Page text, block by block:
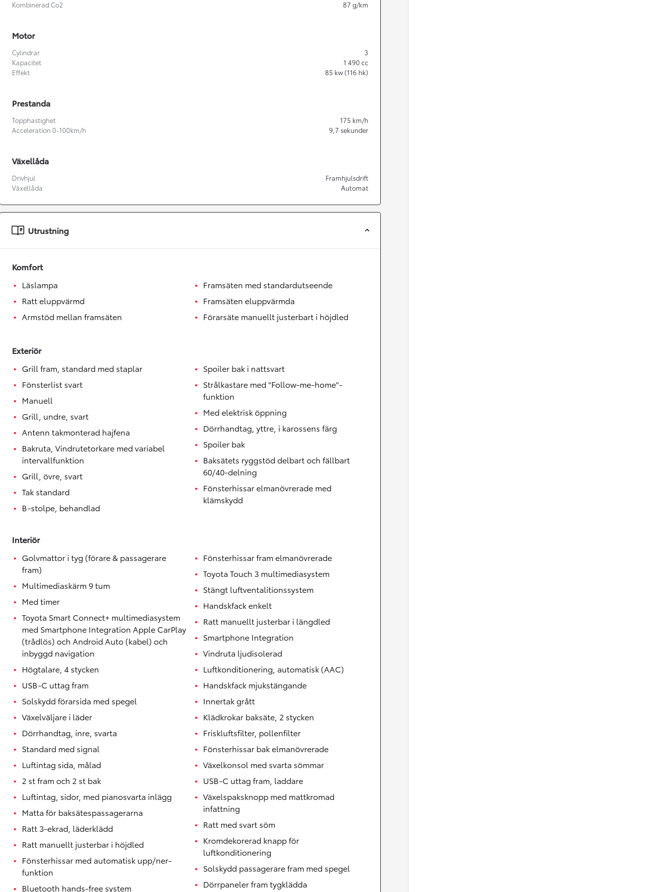
Från 360 900 kr
Easy Billån
Toyota GR Supra
BENSIN
The soul lives on
Kombinerad Co2 87 g/km
Motor
Cylindrar
3
Kapacitet
1 490 cc
Effekt
85 kw (116 hk)
Prestanda
Topphastighet 175 km/h
Acceleration 0-100km/h
9,7 sekunder
Växellåda
Drivhjul
Framhjulsdrift
Växellåda
Automat
Utrustning
Komfort
Läslampa
Ratt eluppvärmd
Armstöd mellan framsäten
Framsäten med standardutseende
Framsäten eluppvärmda
Förarsäte manuellt justerbart i höjdled
Exteriör
Grill fram, standard med staplar
Fönsterlist svart
Manuell
Grill, undre, svart
Antenn takmonterad hajfena
Bakruta, Vindrutetorkare med variabel
intervallfunktion
Grill, övre, svart
Tak standard
B-stolpe, behandlad
Spoiler bak i nattsvart
Strålkastare med "Follow-me-home"-
funktion
Med elektrisk öppning
Dörrhandtag, yttre, i karossens färg
Spoiler bak
Baksätets ryggstöd delbart och fällbart
60/40-delning
Fönsterhissar elmanövrerade med
klämskydd
Interiör
Golvmattor i tyg (förare & passagerare
fram)
Multimediaskärm 9 tum
Med timer
Toyota Smart Connect+ multimediasystem
med Smartphone Integration Apple CarPlay
(trådlös) och Android Auto (kabel) och
inbyggd navigation
Högtalare, 4 stycken
USB-C uttag fram
Solskydd förarsida med spegel
Växelväljare i läder
Dörrhandtag, inre, svarta
Standard med signal
Luftintag sida, målad
2 st fram och 2 st bak
Luftintag, sidor, med pianosvarta inlägg
Matta för baksätespassagerarna
Ratt 3-ekrad, läderklädd
Ratt manuellt justerbar i höjdled
Fönsterhissar med automatisk upp/ner-
funktion
Bluetooth hands-free system
Fönsterhissar fram elmanövrerade
Toyota Touch 3 multimediasystem
Stängt luftventalitionssystem
Handskfack enkelt
Ratt manuellt justerbar i längdled
Smartphone Integration
Vindruta ljudisolerad
Luftkonditionering, automatisk (AAC)
Handskfack mjukstängande
Innertak grått
Klädkrokar baksäte, 2 stycken
Friskluftsfilter, pollenfilter
Fönsterhissar bak elmanövrerade
Växelkonsol med svarta sömmar
USB-C uttag fram, laddare
Växelspaksknopp med mattkromad
infattning
Ratt med svart söm
Kromdekorerad knapp för
luftkonditionering
Solskydd passagerare fram med spegel
Dörrpaneler fram tygklädda